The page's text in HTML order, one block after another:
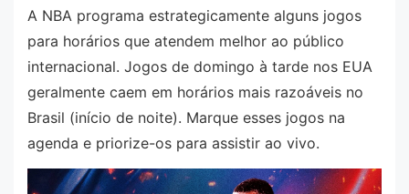
A NBA programa estrategicamente alguns jogos
para horários que atendem melhor ao público
internacional. Jogos de domingo à tarde nos EUA
geralmente caem em horários mais razoáveis no
Brasil (início de noite). Marque esses jogos na
agenda e priorize-os para assistir ao vivo.